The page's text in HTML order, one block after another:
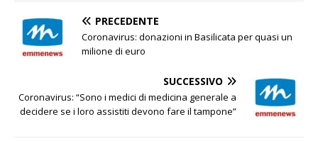
PRECEDENTE
Coronavirus: donazioni in Basilicata per quasi un
milione di euro
SUCCESSIVO
Coronavirus: “Sono i medici di medicina generale a
decidere se i loro assistiti devono fare il tampone”